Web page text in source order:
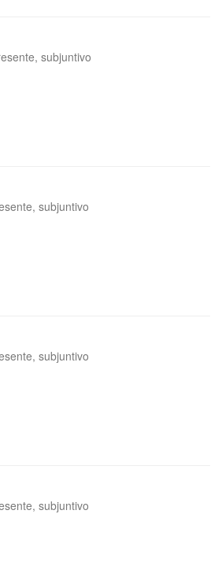
subjuntivo
subjuntivo
subjuntivo
subjuntivo